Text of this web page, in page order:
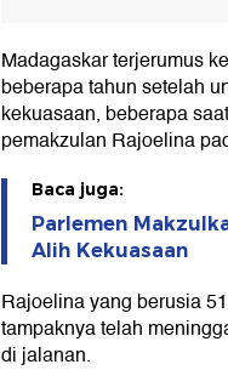
Madagaskar terjerumus
beberapa tahun setelah
kekuasaan, beberapa
pemakzulan Rajoelina
Baca juga:
Parlemen
Alih Kekuasaan
Rajoelina yang berusia
tampaknya telah
di jalanan.